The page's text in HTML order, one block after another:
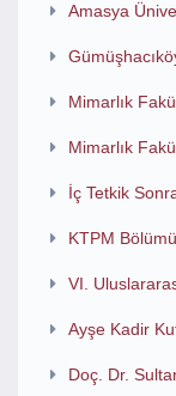
Amasya
Mimarlık
Mimarlık
İç Tetkik
KTPM
VI.
Ayşe Kadir
Doç. Dr.